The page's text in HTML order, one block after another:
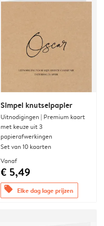
Simpel knutselpapier
Uitnodigingen | Premium kaart
met keuze uit 3
papierafwerkingen
Set van 10 kaarten
Vanaf
€ 5,49
offers Elke dag lage prijzen